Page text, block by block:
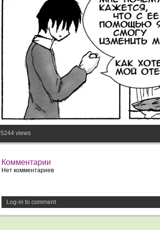
5244 views
Комментарии
Нет комментариев
Log-in to comment